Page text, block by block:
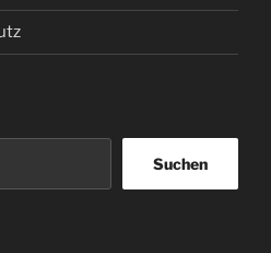
Suchen